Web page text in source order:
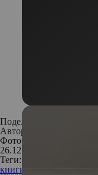
Поделиться:
Автор:
Фото: Legion Media
26.12.2017
Теги:
книги